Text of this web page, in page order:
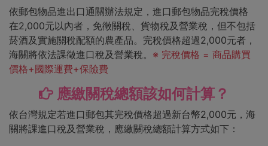
依郵包物品進出口通關辦法規定，進口郵包物品完稅價格
在2,000元以內者，免徵關稅、貨物稅及營業稅，但不包括
菸酒及實施關稅配額的農產品。完稅價格超過2,000元者，
海關將依法課徵進口稅及營業稅。 ※ 完稅價格 = 商品購買
價格+國際運費+保險費
應繳關稅總額該如何計算？
依台灣規定若進口郵包其完稅價格超過新台幣2,000元，海
關將課進口稅及營業稅，應繳關稅總額計算方式如下：